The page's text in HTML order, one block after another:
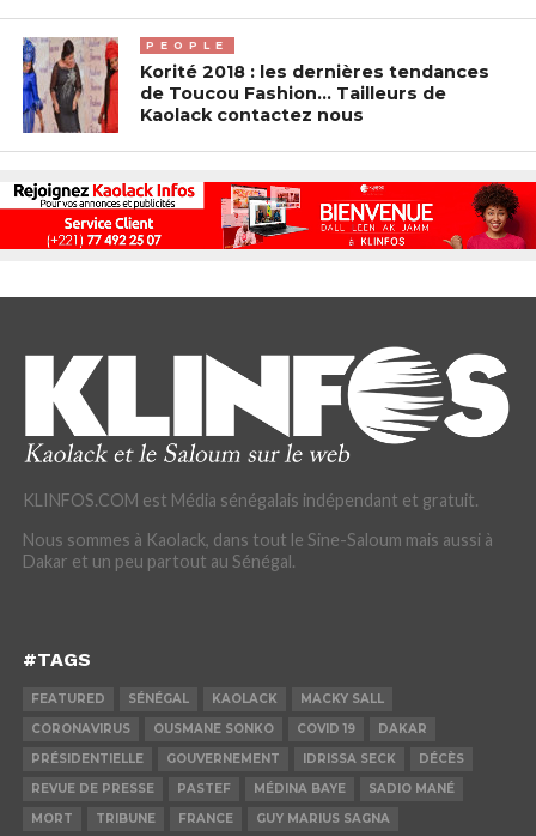
PEOPLE
Korité 2018 : les dernières tendances
de Toucou Fashion… Tailleurs de
Kaolack contactez nous
KLINFOS.COM est Média sénégalais indépendant et gratuit.
Nous sommes à Kaolack, dans tout le Sine-Saloum mais aussi à
Dakar et un peu partout au Sénégal.
#TAGS
FEATURED SÉNÉGAL KAOLACK
MACKY SALL
CORONAVIRUS
OUSMANE SONKO COVID 19
DAKAR
PRÉSIDENTIELLE
GOUVERNEMENT IDRISSA SECK
DÉCÈS
REVUE DE PRESSE
PASTEF MÉDINA BAYE
SADIO MANÉ
MORT
TRIBUNE FRANCE GUY MARIUS SAGNA